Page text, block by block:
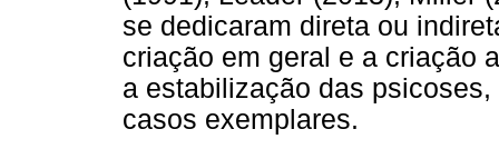
se dedicaram direta ou
criação em geral e a criação
a estabilização das
casos exemplares.